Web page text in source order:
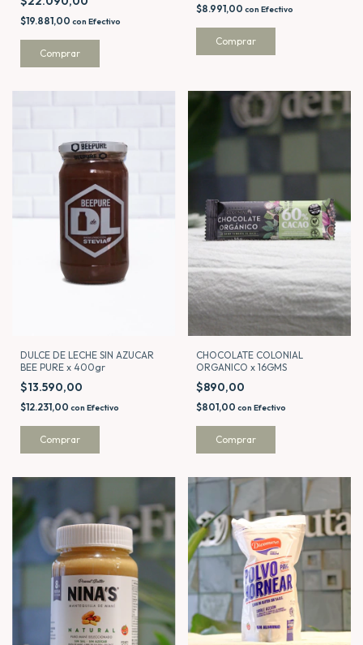
$19.881,00 con Efectivo
$8.991,00 con Efectivo
DULCE DE LECHE SIN AZUCAR
BEE PURE x 400gr
$13.590,00
$12.231,00 con Efectivo
CHOCOLATE COLONIAL
ORGANICO x 16GMS
$890,00
$801,00 con Efectivo